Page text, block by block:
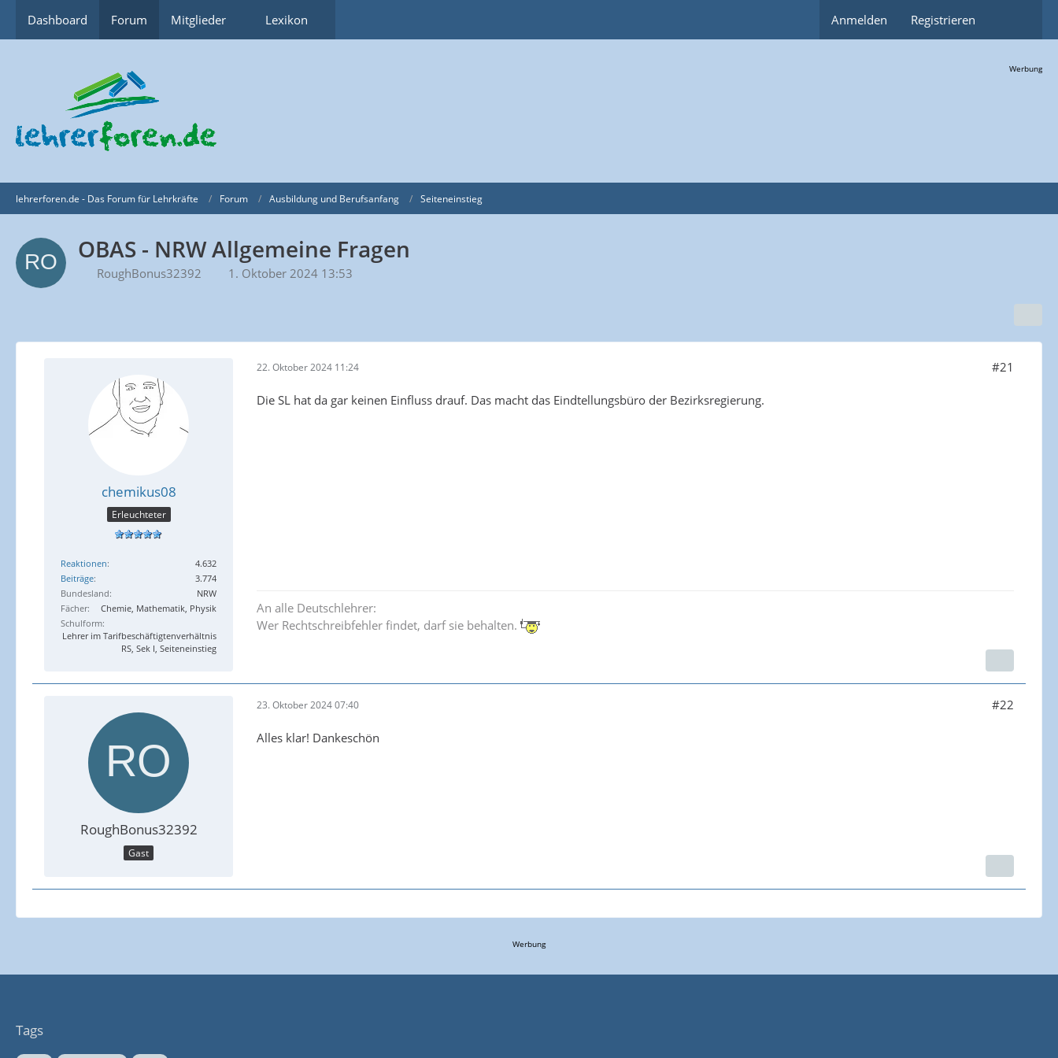
Dashboard Forum Mitglieder Lexikon Anmelden Registrieren
Werbung
lehrerforen.de - Das Forum für Lehrkräfte Forum Ausbildung und Berufsanfang Seiteneinstieg
OBAS - NRW Allgemeine Fragen
RoughBonus32392 1. Oktober 2024 13:53
chemikus08
Erleuchteter
Reaktionen
4.632
Beiträge
3.774
Bundesland
NRW
Fächer
Chemie, Mathematik, Physik
Schulform
Lehrer im Tarifbeschäftigtenverhältnis
RS, Sek I, Seiteneinstieg
22. Oktober 2024 11:24 #21
Die SL hat da gar keinen Einfluss drauf. Das macht das Eindtellungsbüro der Bezirksregierung.
An alle Deutschlehrer:
Wer Rechtschreibfehler findet, darf sie behalten.
RoughBonus32392
Gast
23. Oktober 2024 07:40 #22
Alles klar! Dankeschön
Werbung
Tags